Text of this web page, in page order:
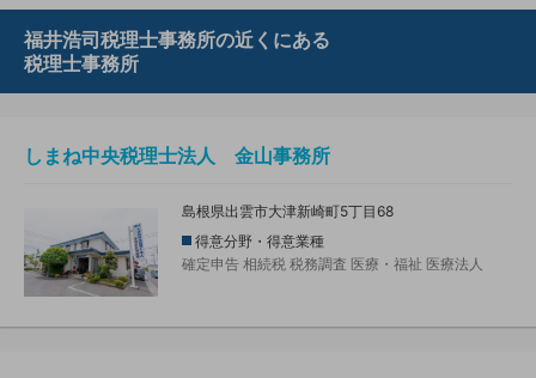
福井浩司税理士事務所の近くにある
税理士事務所
しまね中央税理士法人 金山事務所
島根県出雲市大津新崎町5丁目68
得意分野・得意業種
確定申告 相続税 税務調査 医療・福祉 医療法人